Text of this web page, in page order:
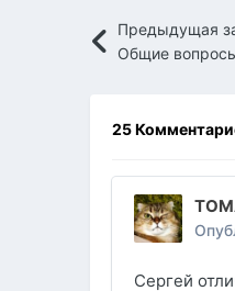
Предыдущая
Общие
25
Сергей